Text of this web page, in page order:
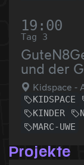
19:00
Tag 3
und der
Kidspace -
KIDSPACE
KINDER
MARC-UWE
Projekte